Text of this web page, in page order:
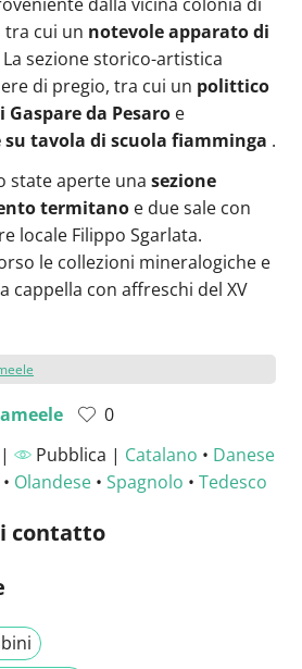
tra cui un notevole apparato di
La sezione storico-artistica
di pregio, tra cui un polittico
da Pesaro e
tavola di scuola fiamminga .
state aperte una sezione
termitano e due sale con
locale Filippo Sgarlata.
le collezioni mineralogiche e
cappella con affreschi del XV
0
| Pubblica | Catalano • Danese
• Olandese • Spagnolo • Tedesco
contatto